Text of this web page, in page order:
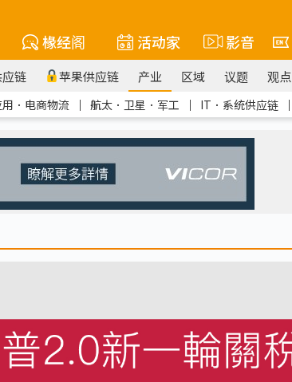
椽经阁 活动家 影音
链 苹果供应链 产业 区域 议题 观点
．电商物流 ｜ 航太．卫星．军工 ｜ IT．系统供应链 ｜